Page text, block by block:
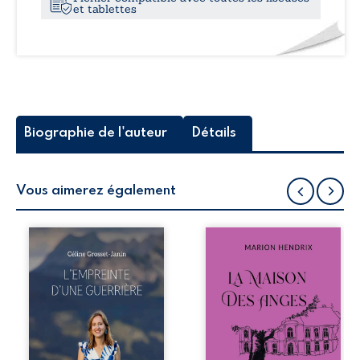
et tablettes
Biographie de l'auteur Détails
Vous aimerez également
Que reste-t-il de
l’enfance lorsque
la maladie impose
ses propres règles
? L’empreinte
d’une guerrière
livre, sans détour,
le récit d’un
quotidien
Nous sommes en
après le décès du
patriarche
Anatole-Eustache.
La famille devra
affronter non
seulement un
inconnu qui rôde